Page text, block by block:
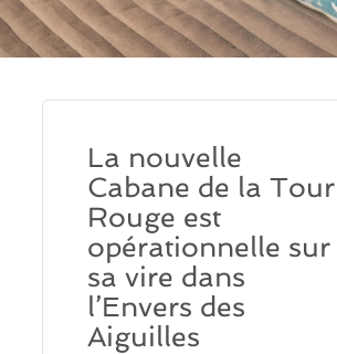
La nouvelle
Cabane de la Tour
Rouge est
opérationnelle sur
sa vire dans
l’Envers des
Aiguilles